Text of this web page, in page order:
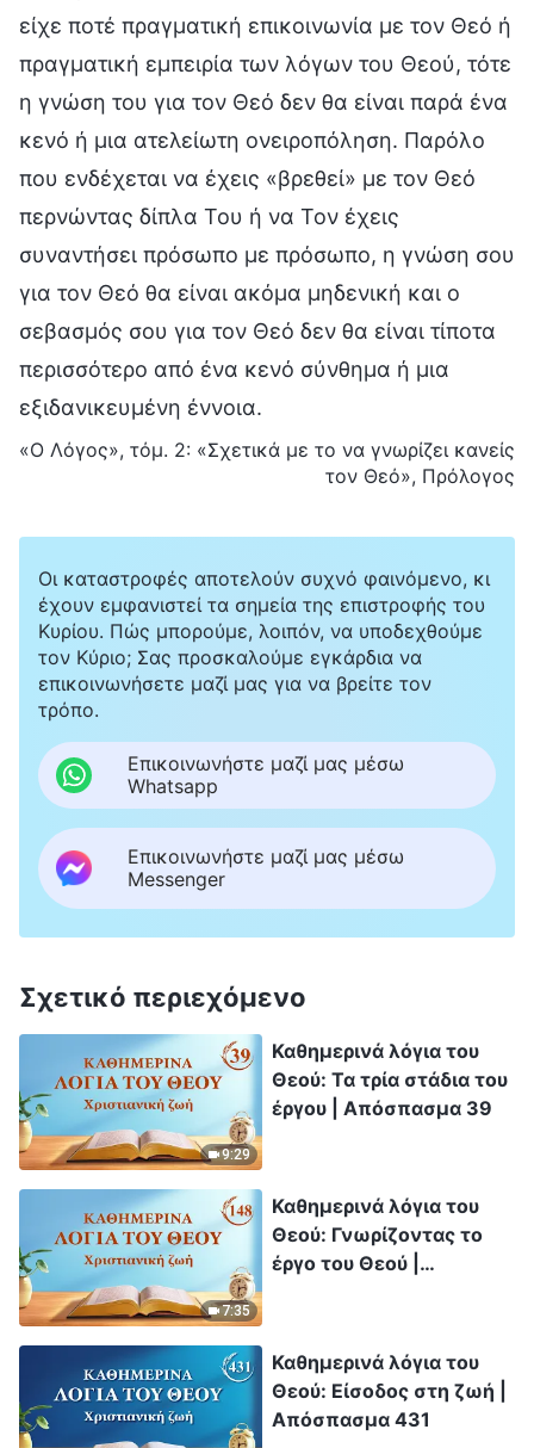
είχε ποτέ πραγματική επικοινωνία με τον Θεό ή
πραγματική εμπειρία των λόγων του Θεού, τότε
η γνώση του για τον Θεό δεν θα είναι παρά ένα
κενό ή μια ατελείωτη ονειροπόληση. Παρόλο
που ενδέχεται να έχεις «βρεθεί» με τον Θεό
περνώντας δίπλα Του ή να Τον έχεις
συναντήσει πρόσωπο με πρόσωπο, η γνώση σου
για τον Θεό θα είναι ακόμα μηδενική και ο
σεβασμός σου για τον Θεό δεν θα είναι τίποτα
περισσότερο από ένα κενό σύνθημα ή μια
εξιδανικευμένη έννοια.
«Ο Λόγος», τόμ. 2: «Σχετικά με το να γνωρίζει κανείς
τον Θεό», Πρόλογος
Οι καταστροφές αποτελούν συχνό φαινόμενο, κι
έχουν εμφανιστεί τα σημεία της επιστροφής του
Κυρίου. Πώς μπορούμε, λοιπόν, να υποδεχθούμε
τον Κύριο; Σας προσκαλούμε εγκάρδια να
επικοινωνήσετε μαζί μας για να βρείτε τον
τρόπο.
Επικοινωνήστε μαζί μας μέσω
Whatsapp
Επικοινωνήστε μαζί μας μέσω
Messenger
Σχετικό περιεχόμενο
9:29
Καθημερινά λόγια του
Θεού: Τα τρία στάδια του
έργου | Απόσπασμα 39
7:35
Καθημερινά λόγια του
Θεού: Γνωρίζοντας το
έργο του Θεού |
Καθημερινά λόγια του
Θεού: Είσοδος στη ζωή |
Απόσπασμα 431